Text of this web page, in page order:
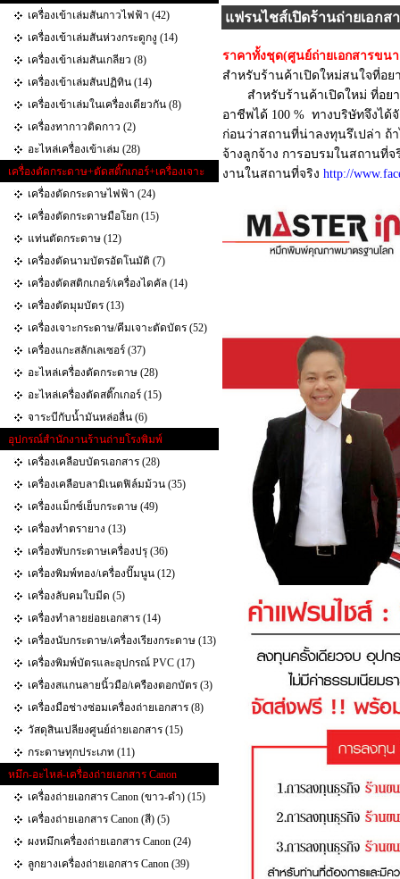
เครื่องเข้าเล่มสันกาวไฟฟ้า (42)
เครื่องเข้าเล่มสันห่วงกระดูกงู (14)
เครื่องเข้าเล่มสันเกลียว (8)
เครื่องเข้าเล่มสันปฏิทิน (14)
เครื่องเข้าเล่มในเครื่องเดียวกัน (8)
เครื่องทากาวติดกาว (2)
อะไหล่เครื่องเข้าเล่ม (28)
เครื่องตัดกระดาษ+ตัดสติ๊กเกอร์+เครื่องเจาะ
เครื่องตัดกระดาษไฟฟ้า (24)
เครื่องตัดกระดาษมือโยก (15)
แท่นตัดกระดาษ (12)
เครื่องตัดนามบัตรอัตโนมัติ (7)
เครื่องตัดสติกเกอร์/เครื่องไดคัล (14)
เครื่องตัดมุมบัตร (13)
เครื่องเจาะกระดาษ/คีมเจาะตัดบัตร (52)
เครื่องแกะสลักเลเซอร์ (37)
อะไหล่เครื่องตัดกระดาษ (28)
อะไหล่เครื่องตัดสติ๊กเกอร์ (15)
จาระบีกับน้ำมันหล่อลื่น (6)
อุปกรณ์สำนักงานร้านถ่ายโรงพิมพ์
เครื่องเคลือบบัตรเอกสาร (28)
เครื่องเคลือบลามิเนตฟิล์มม้วน (35)
เครื่องแม็กซ์เย็บกระดาษ (49)
เครื่องทำตรายาง (13)
เครื่องพับกระดาษเครื่องปรุ (36)
เครื่องพิมพ์ทอง/เครื่องปั๊มนูน (12)
เครื่องลับคมใบมีด (5)
เครื่องทำลายย่อยเอกสาร (14)
เครื่องนับกระดาษ/เครื่องเรียงกระดาษ (13)
เครื่องพิมพ์บัตรและอุปกรณ์ PVC (17)
เครื่องสแกนลายนิ้วมือ/เครืองตอกบัตร (3)
เครื่องมือช่างซ่อมเครื่องถ่ายเอกสาร (8)
วัสดุสินเปลียงศูนย์ถ่ายเอกสาร (15)
กระดาษทุกประเภท (11)
หมึก-อะไหล่-เครื่องถ่ายเอกสาร Canon
เครื่องถ่ายเอกสาร Canon (ขาว-ดำ) (15)
เครื่องถ่ายเอกสาร Canon (สี) (5)
ผงหมึกเครื่องถ่ายเอกสาร Canon (24)
ลูกยางเครื่องถ่ายเอกสาร Canon (39)
แฟรนไชส์เปิดร้านถ่ายเอกส
ราคาทั้งชุด(ศูนย์ถ่ายเอกสารขนา
สำหรับร้านค้าเปิดใหม่สนใจที่อย
สำหรับร้านค้าเปิดใหม่ ที่อยาก
อาชีพได้ 100 % ทางบริษัทจึงไ
ก่อนว่าสถานที่น่าลงทุนรึเปล่า ถ้
จ้างลูกจ้าง การอบรมในสถานที่
งานในสถานที่จริง http://